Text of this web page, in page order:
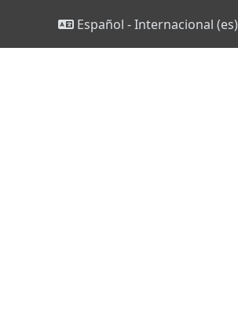
Español - Internacional ‎(es)‎